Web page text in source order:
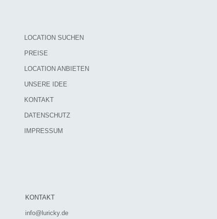
LOCATION SUCHEN
PREISE
LOCATION ANBIETEN
UNSERE IDEE
KONTAKT
DATENSCHUTZ
IMPRESSUM
KONTAKT
info@luricky.de